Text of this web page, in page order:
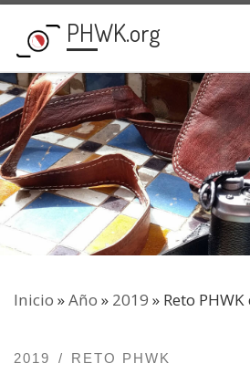
Saltar al contenido
PHWK.org
Inicio »Año » 2019 » Reto
2019 RETO PHWK